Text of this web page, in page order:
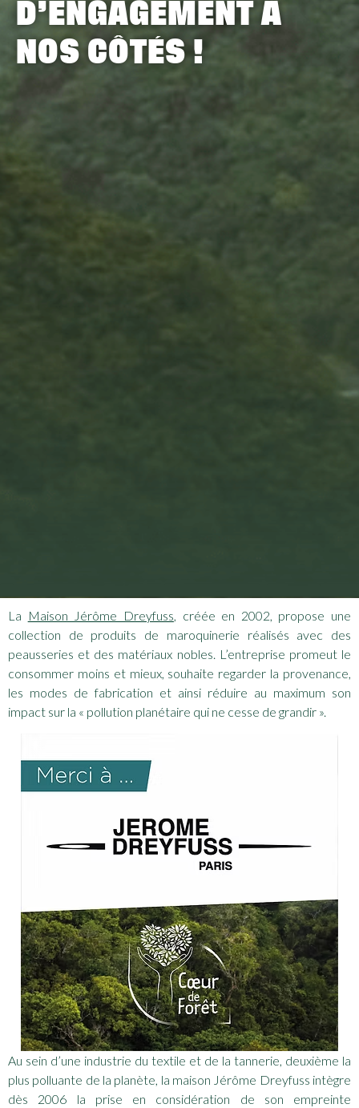
D’ENGAGEMENT À
NOS CÔTÉS !
La Maison Jérôme Dreyfuss, créée en 2002, propose une
collection de produits de maroquinerie réalisés avec des
peausseries et des matériaux nobles. L’entreprise promeut le
consommer moins et mieux, souhaite regarder la provenance,
les modes de fabrication et ainsi réduire au maximum son
impact sur la « pollution planétaire qui ne cesse de grandir ».
Au sein d’une industrie du textile et de la tannerie, deuxième la
plus polluante de la planète, la maison Jérôme Dreyfuss intègre
dès 2006 la prise en considération de son empreinte